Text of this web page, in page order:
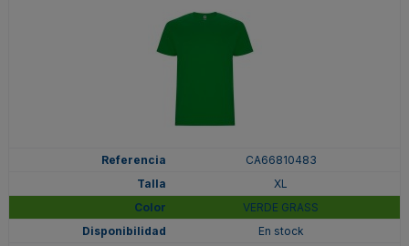
CA66810483
XL
VERDE GRASS
En stock